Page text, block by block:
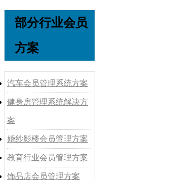
部分行业会员
方案
汽车会员管理系统方案
健身房管理系统解决方
案
婚纱影楼会员管理方案
教育行业会员管理方案
饰品店会员管理方案